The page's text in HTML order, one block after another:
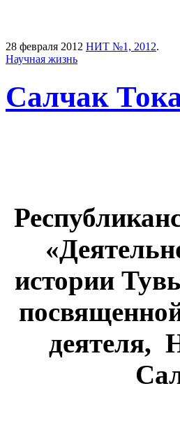
28 февраля 2012 НИТ №1, 2012.
Научная жизнь
Салчак
истории
деятеля,